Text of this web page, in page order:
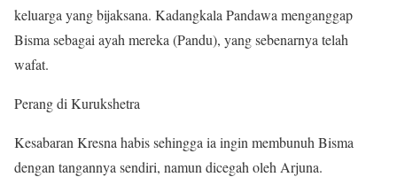
keluarga yang bijaksana. Kadangkala Pandawa menganggap
Bisma sebagai ayah mereka (Pandu), yang sebenarnya telah
wafat.
Perang di Kurukshetra
Kesabaran Kresna habis sehingga ia ingin membunuh Bisma
dengan tangannya sendiri, namun dicegah oleh Arjuna.